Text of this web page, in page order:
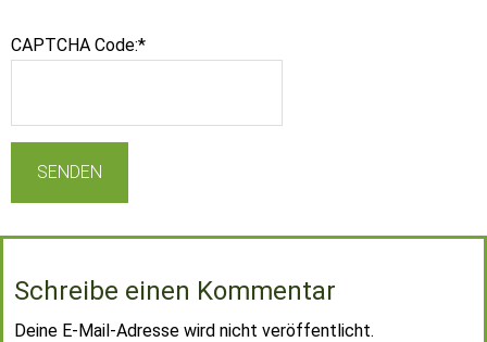
CAPTCHA Code:*
Schreibe einen Kommentar
Deine E-Mail-Adresse wird nicht veröffentlicht.